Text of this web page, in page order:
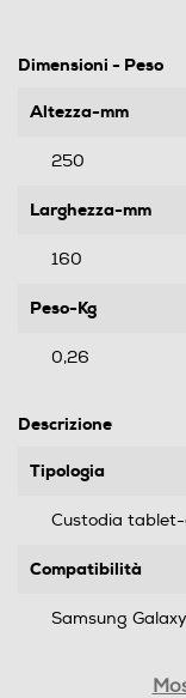
Dimensioni - Peso
Altezza-mm
250
Larghezza-mm
160
Peso-Kg
0,26
Descrizione
Tipologia
Custodia
Compatibilità
Samsung